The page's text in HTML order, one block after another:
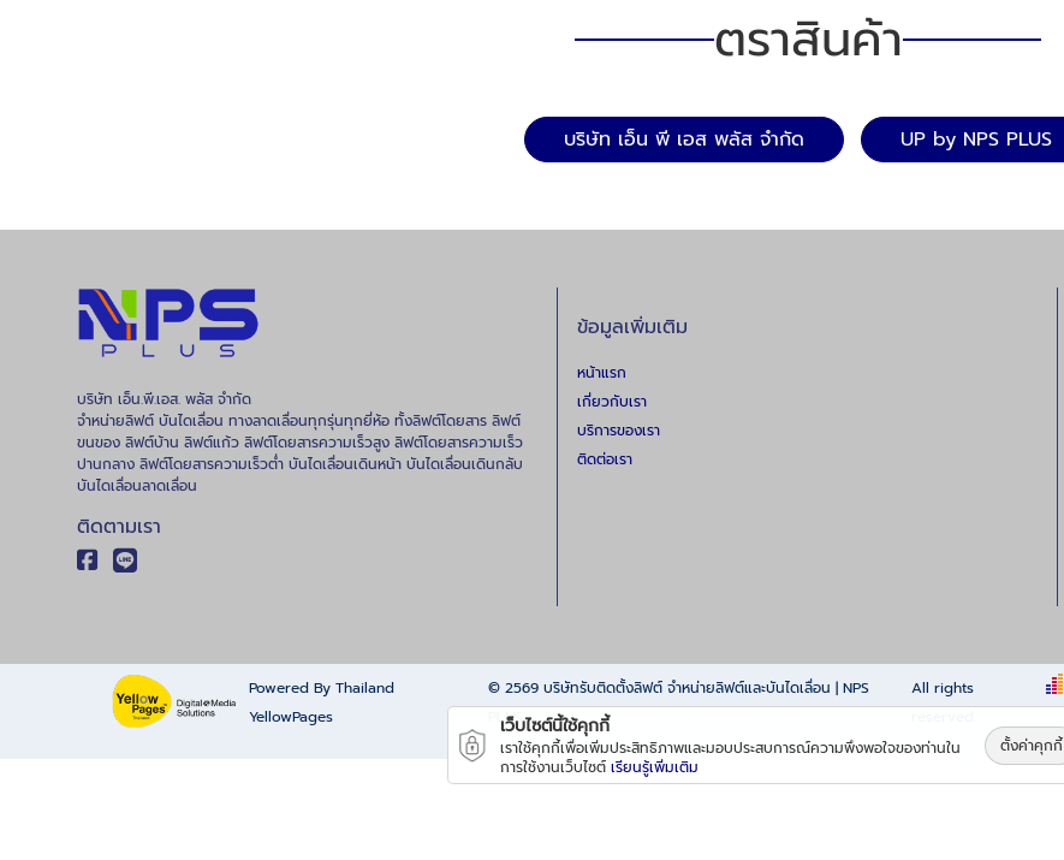
อย่างราบรื่น และระบบล็อคทำงานได้อย่าง
ถูกต้อง เพื่อป้องกันการติดขัดหรือการ
กันตก: ตรวจสอบความสมบูรณ์ของระบบ
เบรกและอุปกรณ์กันตก เพื่อให้มั่นใจว่าลิฟต์
จะหยุดและยึดอยู่ในตำแหน่งที่ปลอดภัยเมื่อ
สูงหลังแผ่นดินไหว การตรวจสอบเหล่านี้
ประสบการณ์และความรู้เฉพาะด้าน บริษัท
เอ็น.พี.เอส. พลัส จำกัด มีทีมงานมืออาชีพที่
พร้อมให้บริการตรวจสอบและบำรุงรักษา
ลิฟต์หลังเหตุแผ่นดินไหว ด้วยเทคโนโลยีที่
ทันสมัยและมาตรฐานความปลอดภัยสูงสุด
บริการตรวจสอบทดสอบกำลังรับน้ำหนัก
ลิฟต์ตามมาตรฐานความปลอดภัย ปจ.1
ความปลอดภัย ปจ.1 บริษัท
เอ็น.พี.เอส.พลัส จำกัด ผู้ให้บริการครบวงจร
ด้านงานติดตั้งและเปลี่ยนอะไหล่ลิฟต์ -
บันไดเลื่อน สามารถดูข้อมูลบริษัทเพิ่มเติม
ได้ที่นี้ คลิกดู Company profile บริษัท
ตราสินค้า
บริษัท เอ็น พี เอส พลัส จำกัด UP by NPS PLUS
บริษัท เอ็น.พี.เอส. พลัส จำกัด
จำหน่ายลิฟต์ บันไดเลื่อน ทางลาดเลื่อนทุกรุ่นทุกยี่ห้อ ทั้งลิฟต์โดยสาร ลิฟต์
ขนของ ลิฟต์บ้าน ลิฟต์แก้ว ลิฟต์โดยสารความเร็วสูง ลิฟต์โดยสารความเร็ว
ปานกลาง ลิฟต์โดยสารความเร็วต่ำ บันไดเลื่อนเดินหน้า บันไดเลื่อนเดินกลับ
บันไดเลื่อนลาดเลื่อน
ติดตามเรา
ข้อมูลเพิ่มเติม
หน้าแรก
เกี่ยวกับเรา
บริการของเรา
ติดต่อเรา
Powered By Thailand
YellowPages
© 2569บริษัทรับติดตั้งลิฟต์ จำหน่ายลิฟต์และบันไดเลื่อน | NPS
PLUS
All rights
เว็บไซต์นี้ใช้คุกกี้
เราใช้คุกกี้เพื่อเพิ่มประสิทธิภาพและมอบประสบการณ์ความพึงพอใจของท่านใน
การใช้งานเว็บไซต์ เรียนรู้เพิ่มเติม
ตั้งค่าคุกกี้